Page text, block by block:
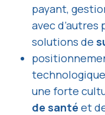
payant,
avec d’autres
solutions de
une forte
de santé et